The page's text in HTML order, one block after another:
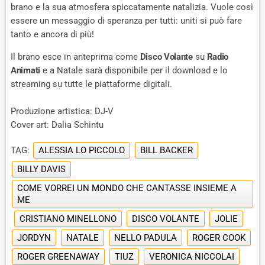
brano e la sua atmosfera spiccatamente natalizia. Vuole così
essere un messaggio di speranza per tutti: uniti si può fare
tanto e ancora di più!
Il brano esce in anteprima come Disco Volante su Radio
Animati e a Natale sarà disponibile per il download e lo
streaming su tutte le piattaforme digitali.
Produzione artistica: DJ-V
Cover art: Dalia Schintu
TAG: ALESSIA LO PICCOLO
BILL BACKER
BILLY DAVIS
COME VORREI UN MONDO CHE CANTASSE INSIEME A
ME
CRISTIANO MINELLONO
DISCO VOLANTE
JOLIE
JORDYN
NATALE NELLO PADULA
ROGER COOK
ROGER GREENAWAY
TIUZ VERONICA NICCOLAI